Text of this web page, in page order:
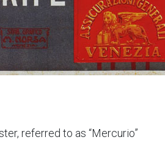
referred to as “Mercurio”